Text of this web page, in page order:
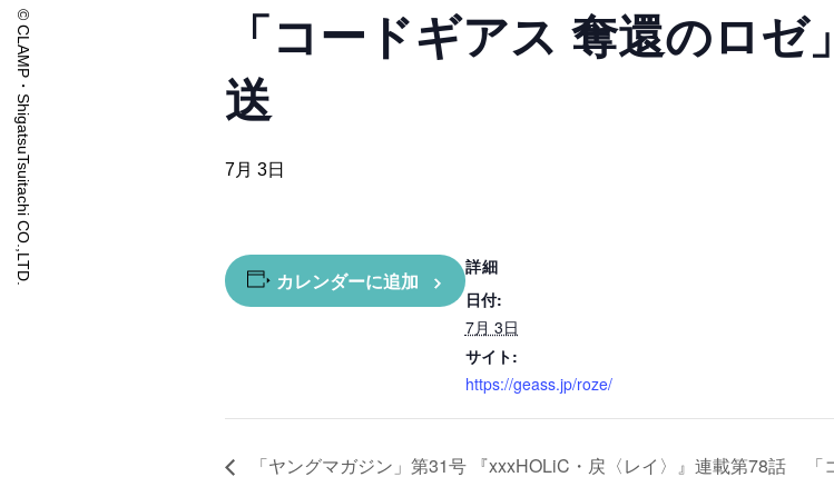
© CLAMP・ShigatsuTsuitachi CO.,LTD.
「コードギアス 奪還のロ
送
7月 3日
カレンダーに追加
詳細
日付:
7月 3日
サイト:
https://geass.jp/roze/
「ヤングマガジン」第31号 『xxxHOLiC・戻〈レイ〉』連載第78話